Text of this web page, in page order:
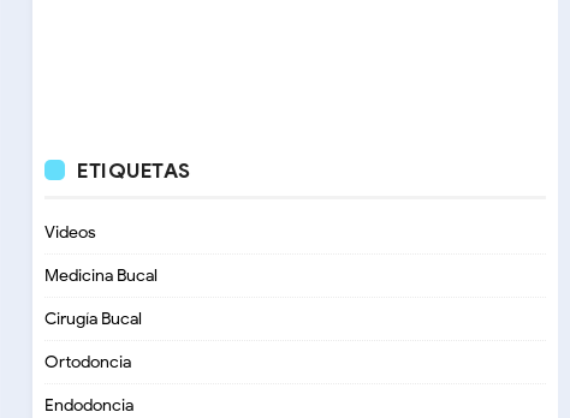
ETIQUETAS
Videos
Medicina Bucal
Cirugía Bucal
Ortodoncia
Endodoncia